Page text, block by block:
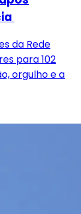
da Rede
para 102
orgulho e a